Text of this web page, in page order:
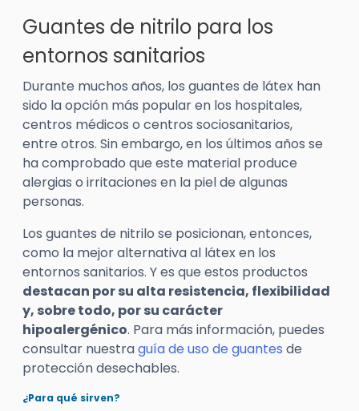
Guantes de nitrilo para los
entornos sanitarios
Durante muchos años, los guantes de látex han
sido la opción más popular en los hospitales,
centros médicos o centros sociosanitarios,
entre otros. Sin embargo, en los últimos años se
ha comprobado que este material produce
alergias o irritaciones en la piel de algunas
personas.
Los guantes de nitrilo se posicionan, entonces,
como la mejor alternativa al látex en los
entornos sanitarios. Y es que estos productos
destacan por su alta resistencia, flexibilidad
y, sobre todo, por su carácter
hipoalergénico. Para más información, puedes
consultar nuestraguía de uso de guantes de
protección desechables.
¿Para qué sirven?